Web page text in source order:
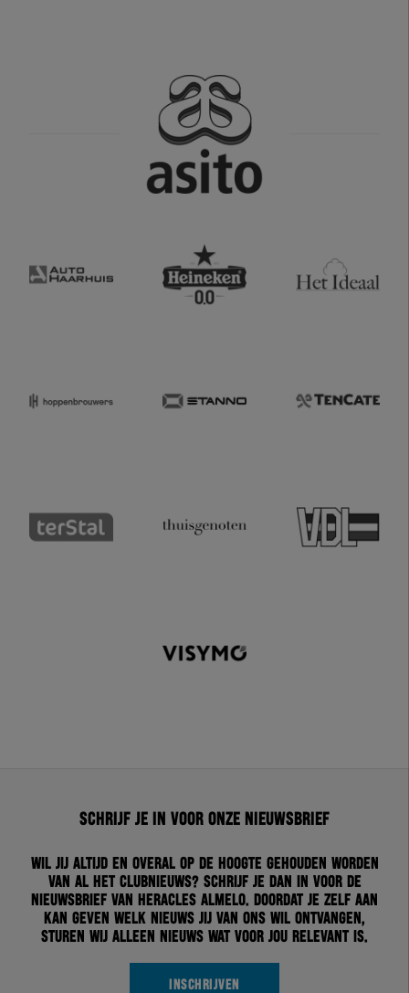
Schrijf je in voor onze nieuwsbrief
Wil jij altijd en overal op de hoogte gehouden worden
van al het clubnieuws? Schrijf je dan in voor de
nieuwsbrief van Heracles Almelo. Doordat je zelf aan
kan geven welk nieuws jij van ons wil ontvangen,
sturen wij alleen nieuws wat voor jou relevant is.
INSCHRIJVEN